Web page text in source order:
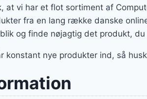
at vi har et flot sortiment af
fra en lang række danske
og finde nøjagtig det produkt,
konstant nye produkter ind, så